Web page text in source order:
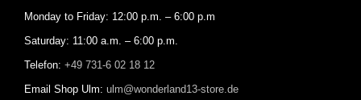
Monday to Friday: 12:00 p.m. – 6:00 p.m
Saturday: 11:00 a.m. – 6:00 p.m.
Telefon: +49 731-6 02 18 12
Email Shop Ulm: ulm@wonderland13-store.de